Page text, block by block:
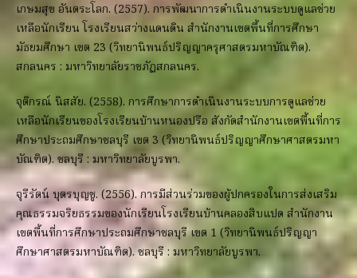
เกษมสุข อันตระโลก. (2557). การพัฒนาการดำเนินงานระบบดูแลช่วย
เหลือนักเรียน โรงเรียนสว่างแดนดิน สำนักงานเขตพื้นที่การศึกษา
มัธยมศึกษา เขต 23 (วิทยานิพนธ์ปริญญาครุศาสตรมหาบัณฑิต).
สกลนคร : มหาวิทยาลัยราชภัฏสกลนคร.
จุติกรณ์ นิสสัย. (2558). การศึกษาการดำเนินงานระบบการดูแลช่วย
เหลือนักเรียนของโรงเรียนบ้านหนองปรือ สังกัดสำนักงานเขตพื้นที่การ
ศึกษาประถมศึกษาชลบุรี เขต 3 (วิทยานิพนธ์ปริญญาศึกษาศาสตรมหา
บัณฑิต). ชลบุรี : มหาวิทยาลัยบูรพา.
จุรีรัตน์ บุตรบุญชู. (2556). การมีส่วนร่วมของผู้ปกครองในการส่งเสริม
คุณธรรมจริยธรรมของนักเรียนโรงเรียนบ้านคลองสิบแปด สำนักงาน
เขตพื้นที่การศึกษาประถมศึกษาชลบุรี เขต 1 (วิทยานิพนธ์ปริญญา
ศึกษาศาสตรมหาบัณฑิต). ชลบุรี : มหาวิทยาลัยบูรพา.